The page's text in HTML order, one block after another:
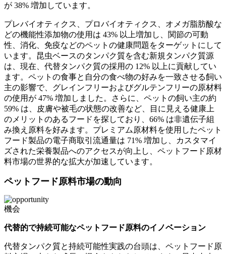
が 38% 増加しています。
プレバイオティクス、プロバイオティクス、オメガ脂肪酸な
どの機能性添加物の使用は 43% 以上増加し、関節の可動
性、消化、免疫などのペットの健康問題をターゲットにして
います。昆虫ベースのタンパク質を含む新規タンパク質源
は、現在、代替タンパク質の採用の 12% 以上に貢献してい
ます。ペットの食事と自分の食べ物の好みを一致させる飼い
主の影響で、グレインフリーおよびグルテンフリーの原材料
の使用が 47% 増加しました。さらに、ペットの飼い主の約
59% は、皮膚や被毛の状態の改善など、目に見える健康上
のメリットのあるフードを探しており、66% は非遺伝子組
み換え原料を好みます。プレミアム原材料を使用したペット
フード製品の電子商取引流通量は 71% 増加し、カスタマイ
ズされた栄養製品へのアクセスが向上し、ペットフード原材
料市場の世界的な拡大が加速しています。
ペットフード原料市場の動向
機会
代替的で持続可能なペットフード原料のイノベーション
代替タンパク質と持続可能性実践の台頭は、ペットフード原